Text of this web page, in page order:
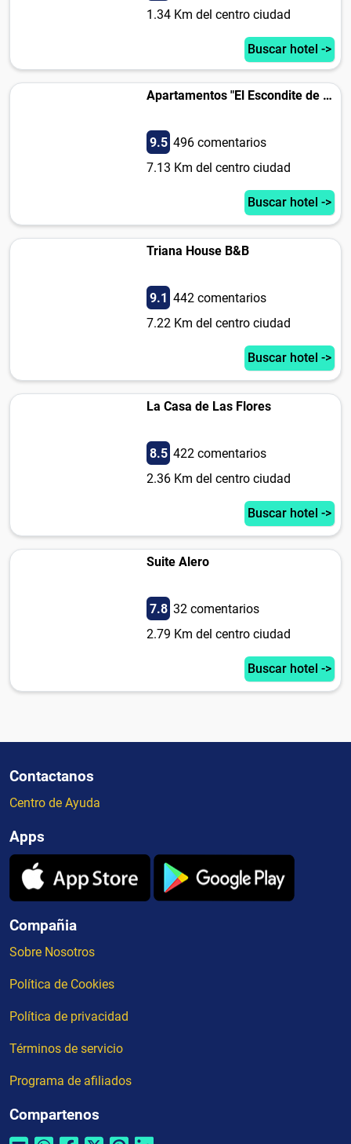
1.34 Km del centro ciudad
Buscar hotel ->
Apartamentos "El Escondite de Triana"
9.5 496 comentarios
7.13 Km del centro ciudad
Buscar hotel ->
Triana House B&B
9.1 442 comentarios
7.22 Km del centro ciudad
Buscar hotel ->
La Casa de Las Flores
8.5 422 comentarios
2.36 Km del centro ciudad
Buscar hotel ->
Suite Alero
7.8 32 comentarios
2.79 Km del centro ciudad
Buscar hotel ->
Contactanos
Centro de Ayuda
Apps
Compañia
Sobre Nosotros
Política de Cookies
Política de privacidad
Términos de servicio
Programa de afiliados
Compartenos